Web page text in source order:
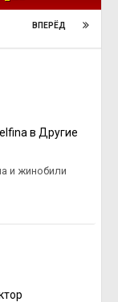
ВПЕРЁД
в Другие
и жинобили